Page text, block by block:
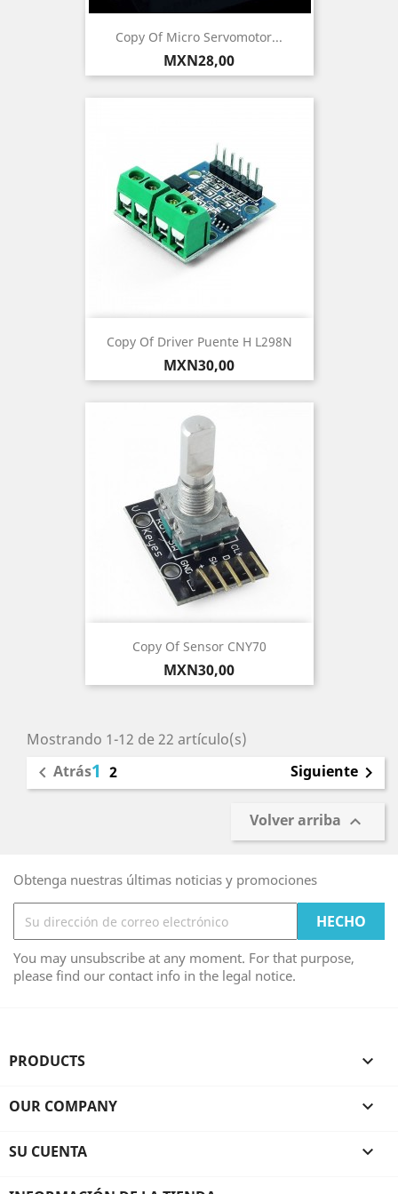
Copy Of Micro Servomotor...
Precio
MXN28,00
Copy Of Driver Puente H L298N
Precio
MXN30,00
Copy Of Sensor CNY70
Precio
MXN30,00
Mostrando 1-12 de 22 artículo(s)
 Atrás1 2 Siguiente 
Volver arriba 
Obtenga nuestras últimas noticias y promociones
You may unsubscribe at any moment. For that purpose,
please find our contact info in the legal notice.
PRODUCTS 
OUR COMPANY 
SU CUENTA 